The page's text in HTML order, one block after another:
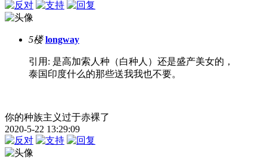
5楼 longway
引用: 是高加索人种（白种人）还是盛产美女的，
泰国印度什么的那些送我我也不要。
你的种族主义过于赤裸了
2020-5-22 13:29:09